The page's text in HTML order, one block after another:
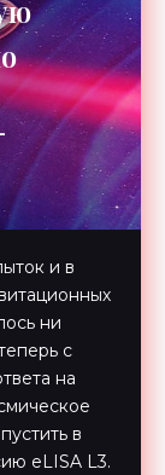
и в
ни
с
на
в
eLISA L3.